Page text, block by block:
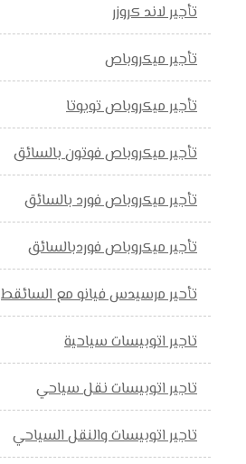
تأجير لاند كروزر
تأجير ميكروباص
تأجير ميكروباص تويوتا
تأجير ميكروباص فوتون بالسائق
تأجير ميكروباص فورد بالسائق
تأجير ميكروباص فوردبالسائق
تأحير مرسيدس فيانو مع السائقط
تاجير اتوبيسات سياحية
تاجير اتوبيسات نقل سياحي
تاجير اتوبيسات والنقل السياحي